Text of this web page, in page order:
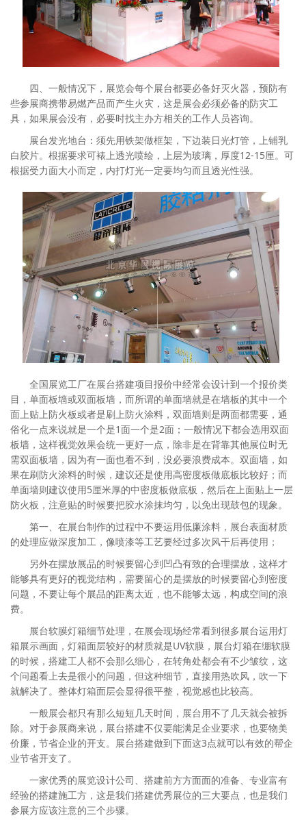
四、一般情况下，展览会每个展台都要必备好灭火器，预防有
些参展商携带易燃产品而产生火灾，这是展会必须必备的防灾工
具，如果展会没有，必要时找主办方相关的工作人员咨询。
展台发光地台：须先用铁架做框架，下边装日光灯管，上铺乳
白胶片。根据要求可裱上透光喷绘，上层为玻璃，厚度12-15厘。可
根据受力面大小而定，内打灯光一定要均匀而且透光性强。
全国展览工厂在展台搭建项目报价中经常会设计到一个报价类
目，单面板墙或双面板墙，而所谓的单面墙就是在墙板的其中一个
面上贴上防火板或者是刷上防火涂料，双面墙则是两面都需要，通
俗化一点来说就是一个是1面一个是2面；一般情况下都会选用双面
板墙，这样视觉效果会统一更好一点，除非是在背靠其他展位时无
需双面板墙，因为有一面也看不到，没必要浪费成本。双面墙，如
果在刷防火涂料的时候，建议还是使用高密度板做底板比较好；而
单面墙则建议使用5厘米厚的中密度板做底板，然后在上面贴上一层
防火板，注意贴的时候要把胶水涂抹均匀，以免出现鼓包的现象。
第一、在展台制作的过程中不要运用低廉涂料，展台表面材质
的处理应做深度加工，像喷漆等工艺要经过多次风干后再使用；
另外在摆放展品的时候要留心到凹凸有致的合理摆放，这样才
能够具有更好的视觉结构，需要留心的是摆放的时候要留心到密度
问题，不要让每个展品的距离太近，也不能够太远，构成空间的浪
费。
展台软膜灯箱细节处理，在展会现场经常看到很多展台运用灯
箱展示画面，灯箱面层较好的材质就是UV软膜，展台灯箱在绷软膜
的时候，搭建工人都不会那么细心，在转角处都会有不少皱纹，这
个问题看上去是很小的问题，但这种细节，直接用热吹风，吹一下
就解决了。整体灯箱面层会显得很平整，视觉感也比较高。
一般展会都只有那么短短几天时间，展台用不了几天就会被拆
除。对于参展商来说，展台搭建不仅要能满足企业要求，也要物美
价廉，节省企业的开支。展台搭建做到下面这3点就可以有效的帮企
业节省开支了。
一家优秀的展览设计公司、搭建前方方面面的准备、专业富有
经验的搭建施工方，这是我们搭建优秀展位的三大要点，也是我们
参展方应该注意的三个步骤。